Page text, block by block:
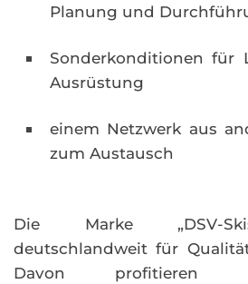
Planung und
Sonderkonditionen für
Ausrüstung
einem Netzwerk aus
zum Austausch
Die Marke „DSV-
deutschlandweit für
Davon profitieren